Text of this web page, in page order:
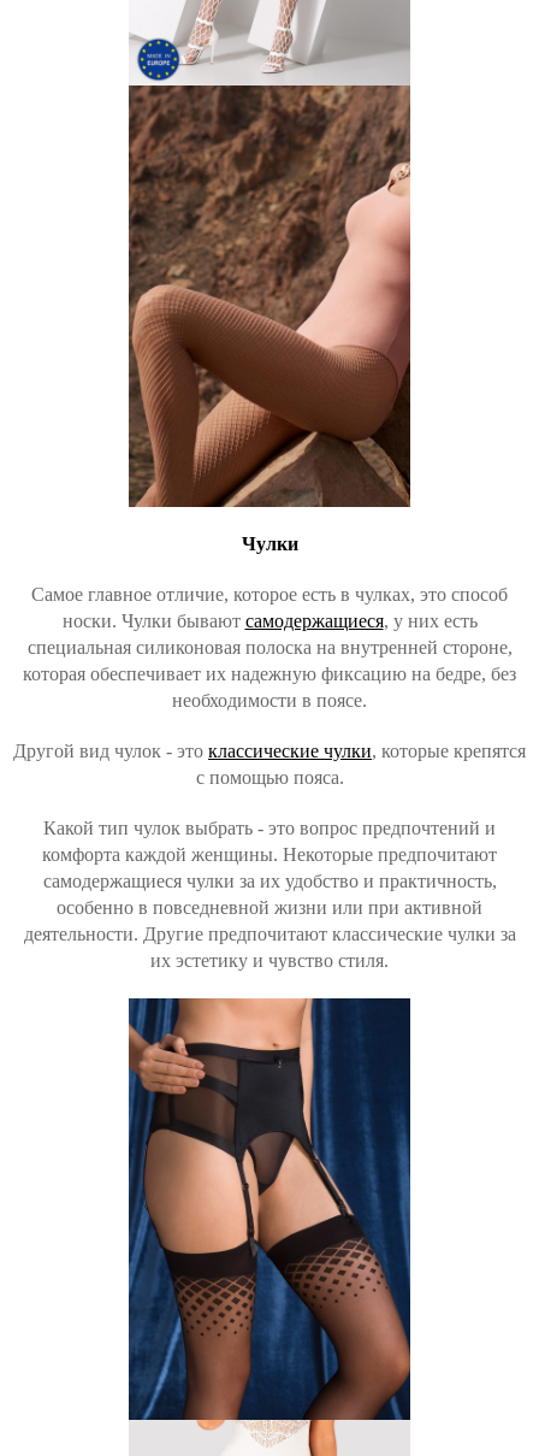
Чулки
Самое главное отличие, которое есть в чулках, это способ
носки. Чулки бывают самодержащиеся, у них есть
специальная силиконовая полоска на внутренней стороне,
которая обеспечивает их надежную фиксацию на бедре, без
необходимости в поясе.
Другой вид чулок - это классические чулки, которые крепятся
с помощью пояса.
Какой тип чулок выбрать - это вопрос предпочтений и
комфорта каждой женщины. Некоторые предпочитают
самодержащиеся чулки за их удобство и практичность,
особенно в повседневной жизни или при активной
деятельности. Другие предпочитают классические чулки за
их эстетику и чувство стиля.